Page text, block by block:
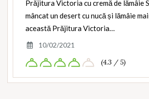
Prăjitura Victoria cu cremă de lămâie
mâncat un desert cu nucă și lămâie
această Prăjitura Victoria…
10/02/2021
(4.3 / 5)